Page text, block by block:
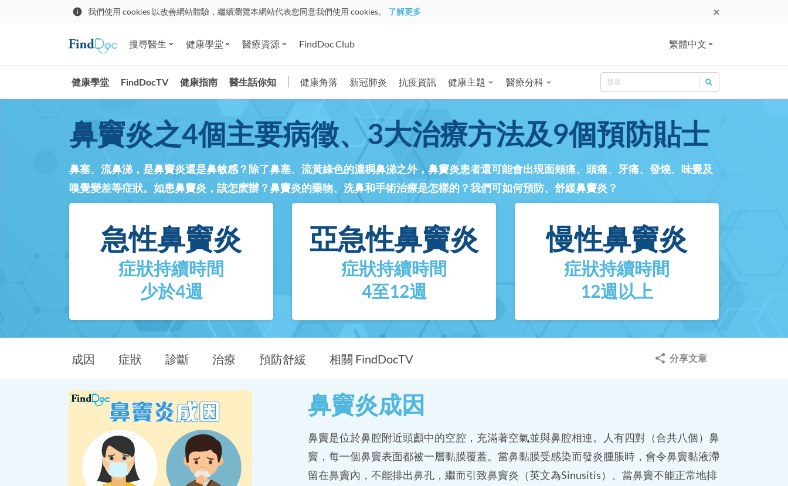
我們使用 cookies 以改善網站體驗，繼續瀏覽本網站代表您同意我們使用 cookies。 了解更多
搜尋醫生 健康學堂 醫療資源 FindDoc Club 繁體中文
健康學堂 FindDocTV 健康指南 醫生話你知 健康角落 新冠肺炎 抗疫資訊 健康主題 醫療分科
Search for:
Search
鼻竇炎之4個主要病徵、3大治療方法及9個預防貼士
鼻塞、流鼻涕，是鼻竇炎還是鼻敏感？除了鼻塞、流黃綠色的濃稠鼻涕之外，鼻竇炎患者還可能會出現面頰痛、頭痛、牙痛、發燒、味覺及
嗅覺變差等症狀。如患鼻竇炎，該怎麽辦？鼻竇炎的藥物、洗鼻和手術治療是怎樣的？我們可如何預防、舒緩鼻竇炎？
急性鼻竇炎
症狀持續時間
少於4週
亞急性鼻竇炎
症狀持續時間
4至12週
慢性鼻竇炎
症狀持續時間
12週以上
成因 症狀 診斷 治療 預防舒緩 相關 FindDocTV 分享文章
鼻竇炎成因
鼻竇是位於鼻腔附近頭顱中的空腔，充滿著空氣並與鼻腔相連。人有四對（合共八個）鼻
竇，每一個鼻竇表面都被一層黏膜覆蓋。當鼻黏膜受感染而發炎腫脹時，會令鼻竇黏液滯
留在鼻竇內，不能排出鼻孔，繼而引致鼻竇炎（英文為Sinusitis）。當鼻竇不能正常地排